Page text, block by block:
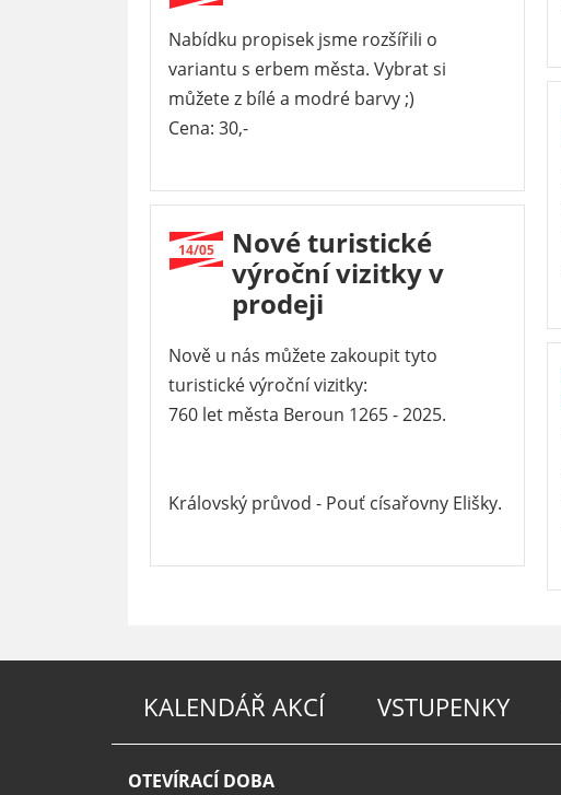
Nabídku propisek jsme rozšířili o
variantu s erbem města. Vybrat si
můžete z bílé a modré barvy ;)
Cena: 30,-
14/05
Nové turistické
výroční vizitky v
prodeji
Nově u nás můžete zakoupit tyto
turistické výroční vizitky:
760 let města Beroun 1265 - 2025.
Královský průvod - Pouť císařovny Elišky.
KALENDÁŘ AKCÍ VSTUPENKY
OTEVÍRACÍ DOBA